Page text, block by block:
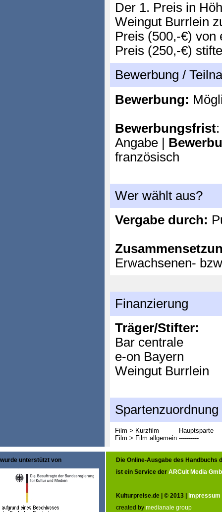
Der 1. Preis in
Weingut Burrlein
Preis (500,-€) von
Preis (250,-€)
Bewerbung /
Bewerbung:
Bewerbungsfrist
Angabe |
französisch
Wer wählt aus?
Vergabe durch:
Erwachsenen-
Finanzierung
Träger/Stifter:
Bar centrale
e-on Bayern
Weingut Burrlein
Spartenzuordnung
Film > Kurzfilm
Hauptsparte
Film > Film allgemein ----------
wurde unterstützt von
Die Online-Ausgabe des Handbuchs
ist ein Service der ARCult Media
Kulturpreise.de | © 2013 | Impressum
created by medianale group